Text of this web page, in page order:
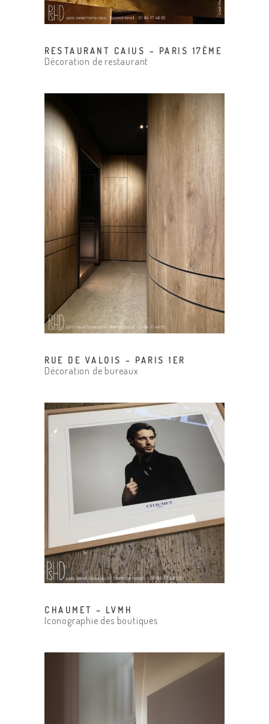
RESTAURANT CAIUS – PARIS 17ÈME
Décoration de restaurant
RUE DE VALOIS – PARIS 1ER
Décoration de bureaux
CHAUMET – LVMH
Iconographie des boutiques